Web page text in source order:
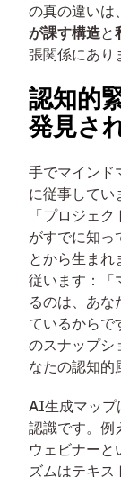
の真の違いは
が課す構造と
張関係にあり
認知的
発見さ
手でマインド
に従事して
「プロジェ
がすでに知っ
とから生まれ
従います：「
るのは、あな
ているからで
のスナップシ
なたの認知的
AI生成マップ
認識です。例
ウェビナーと
ズムはテキス